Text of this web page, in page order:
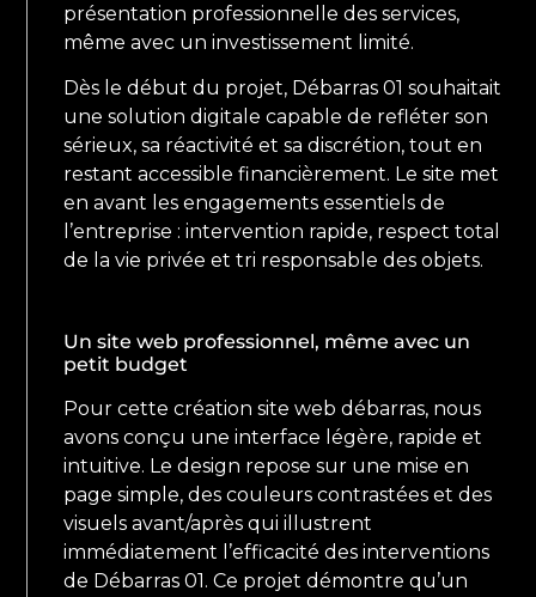
présentation professionnelle des services,
même avec un investissement limité.
Dès le début du projet, Débarras 01 souhaitait
une solution digitale capable de refléter son
sérieux, sa réactivité et sa discrétion, tout en
restant accessible financièrement. Le site met
en avant les engagements essentiels de
l’entreprise : intervention rapide, respect total
de la vie privée et tri responsable des objets.
Un site web professionnel, même avec un
petit budget
Pour cette création site web débarras, nous
avons conçu une interface légère, rapide et
intuitive. Le design repose sur une mise en
page simple, des couleurs contrastées et des
visuels avant/après qui illustrent
immédiatement l’efficacité des interventions
de Débarras 01. Ce projet démontre qu’un